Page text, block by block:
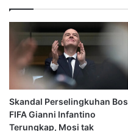
Skandal Perselingkuhan Bos
FIFA Gianni Infantino
Terungkap, Mosi tak